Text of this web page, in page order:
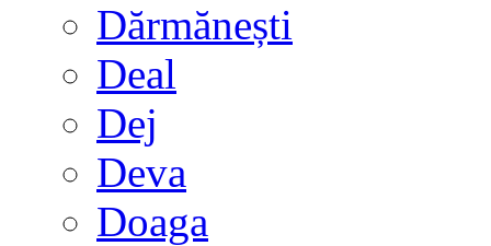
Dărmănești
Deal
Dej
Deva
Doaga